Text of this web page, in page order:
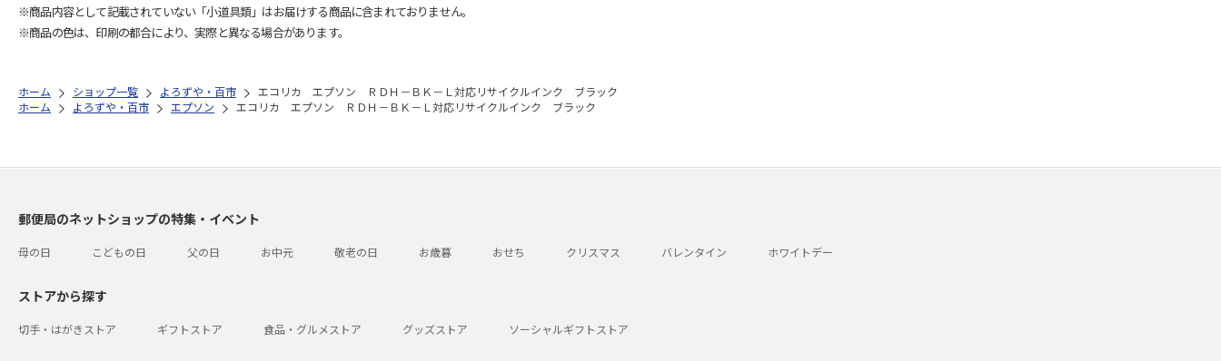
※商品内容として記載されていない「小道具類」はお届けする商品に含まれておりません。
※商品の色は、印刷の都合により、実際と異なる場合があります。
ホーム ショップ一覧 よろずや・百市
エコリカ エプソン ＲＤＨ－ＢＫ－Ｌ対応リサイクルインク ブラック
ホーム
よろずや・百市 エプソン エコリカ エプソン ＲＤＨ－ＢＫ－Ｌ対応リサイクルインク ブラック
郵便局のネットショップの特集・イベント
母の日 こどもの日 父の日 お中元 敬老の日 お歳暮 おせち クリスマス バレンタイン ホワイトデー
ストアから探す
切手・はがきストア ギフトストア 食品・グルメストア グッズストア ソーシャルギフトストア